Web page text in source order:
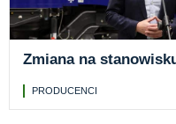
Zmiana na
PRODUCENCI